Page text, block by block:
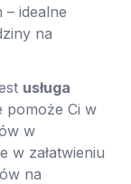
idealne
na
usługa
pomoże Ci w
w
w załatwieniu
na